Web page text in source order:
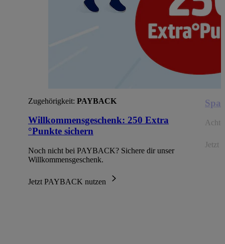
Zugehörigkeit: PAYBACK
Willkommensgeschenk: 250 Extra
°Punkte sichern
Noch nicht bei PAYBACK? Sichere dir unser
Willkommensgeschenk.
Jetzt PAYBACK nutzen
Jetzt